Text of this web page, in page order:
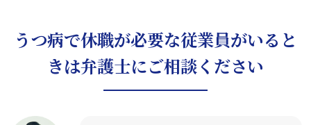
うつ病で休職が必要な従業員がいると
きは弁護士にご相談ください